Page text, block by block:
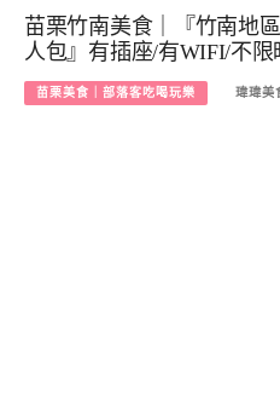
苗栗竹南美食｜『竹南地
人包』有插座/有WIFI/不限
苗栗美食｜部落客吃喝玩樂 瑋瑋美